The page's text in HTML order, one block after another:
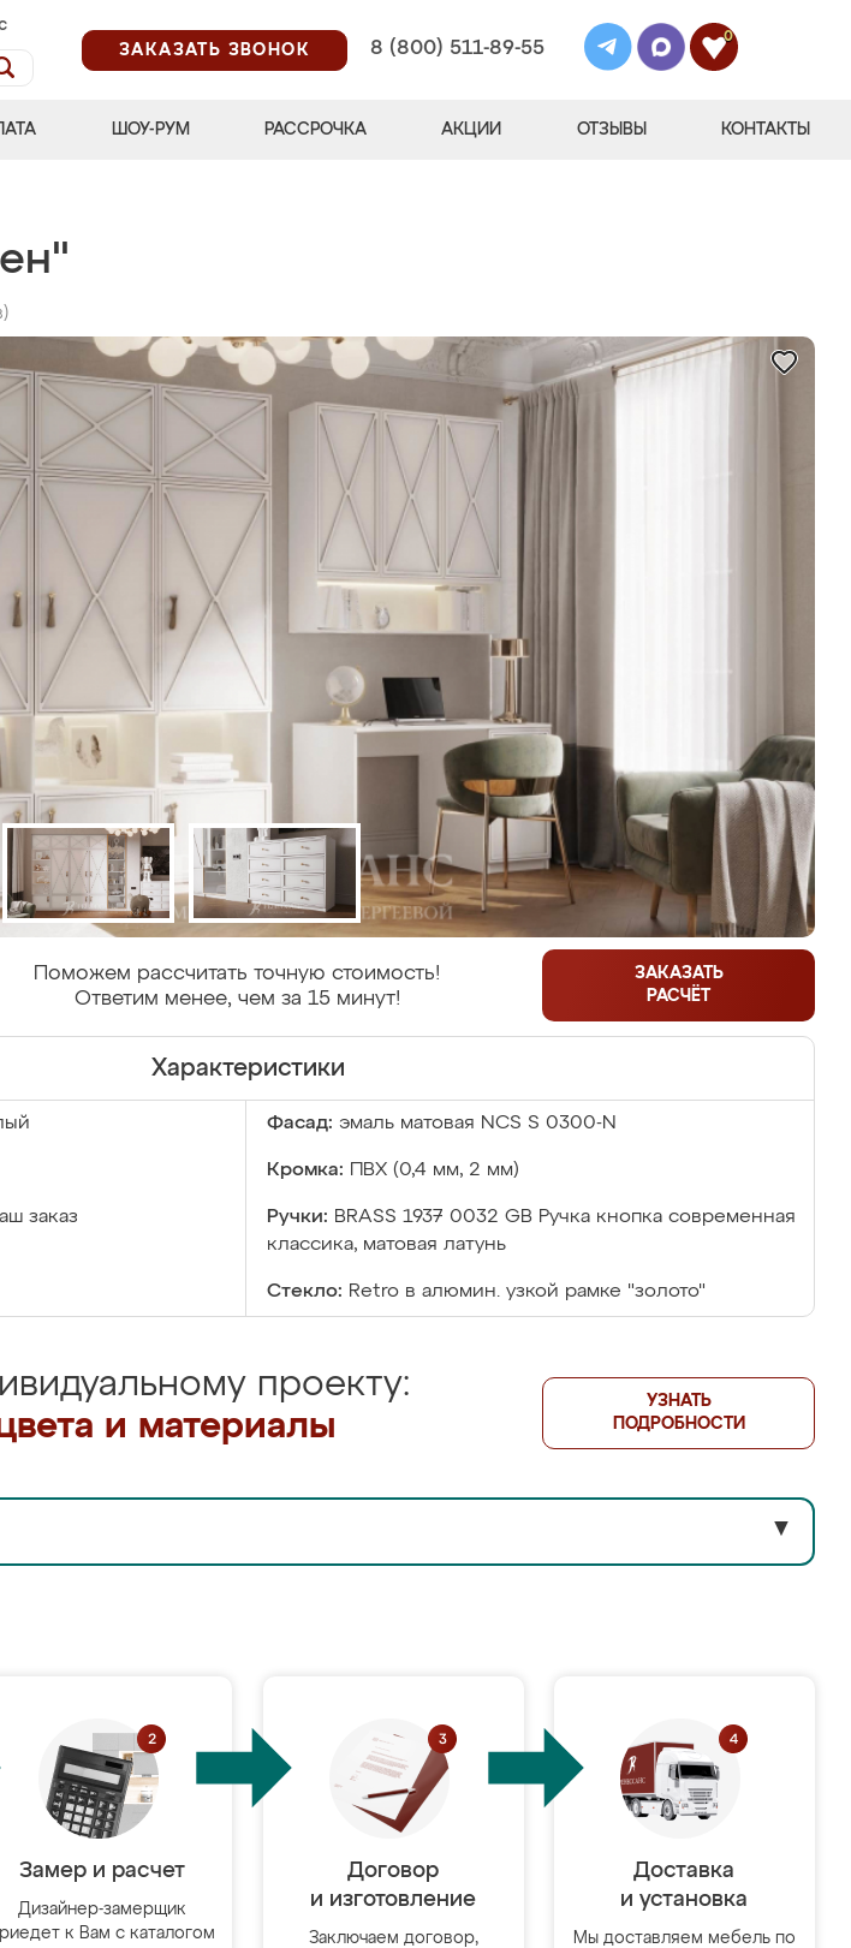
ЗАКАЗАТЬ ЗВОНОК
8 (800) 511-89-55
0
ШОУ-РУМ РАССРОЧКА АКЦИИ ОТЗЫВЫ КОНТАКТЫ
Поможем рассчитать точную стоимость!
Ответим менее, чем за 15 минут!
ЗАКАЗАТЬ
РАСЧЁТ
Характеристики
Фасад: эмаль матовая NCS S 0300-N
Кромка: ПВХ (0,4 мм, 2 мм)
заказ Ручки: BRASS 1937 0032 GB Ручка кнопка современная
классика, матовая латунь
Стекло: Retro в алюмин. узкой рамке "золото"
проекту:
и материалы
УЗНАТЬ
ПОДРОБНОСТИ
▼
Замер и расчет
Дизайнер-замерщик
к Вам с каталогом
Договор
и изготовление
Заключаем договор,
Доставка
и установка
Мы доставляем мебель по